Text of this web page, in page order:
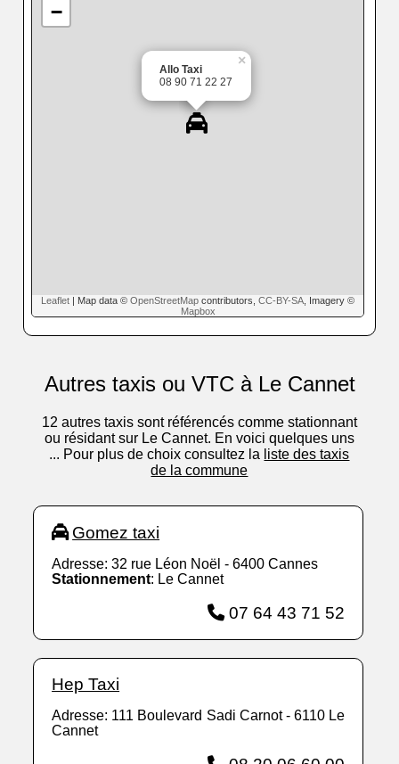
Allo Taxi
08 90 71 22 27
×
−
Leaflet | Map data © OpenStreetMap contributors, CC-BY-SA , Imagery ©
Mapbox
Autres taxis ou VTC à Le Cannet
12 autres taxis sont référencés comme stationnant
ou résidant sur Le Cannet. En voici quelques uns
... Pour plus de choix consultez la liste des taxis
de la commune
Gomez taxi
Adresse: 32 rue Léon Noël - 6400 Cannes
Stationnement: Le Cannet
07 64 43 71 52
Hep Taxi
Adresse: 111 Boulevard Sadi Carnot - 6110 Le
Cannet